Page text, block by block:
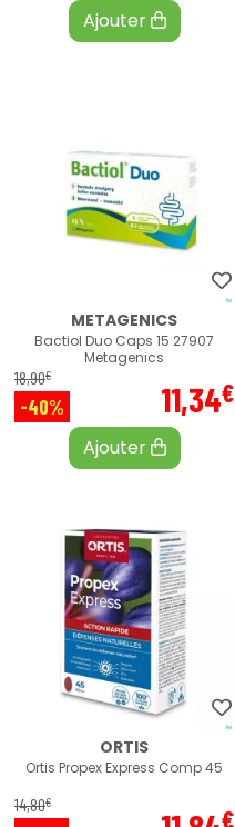
Ajouter
METAGENICS
Bactiol Duo Caps 15 27907
Metagenics
18,90€
-40% 11,34€
Ajouter
ORTIS
Ortis Propex Express Comp 45
14,80€
€